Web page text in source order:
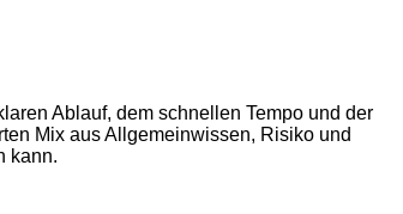
Ablauf, dem schnellen Tempo und der
Mix aus Allgemeinwissen, Risiko und
kann.